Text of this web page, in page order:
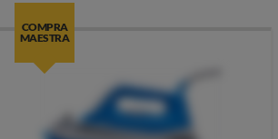
COMPRA
MAESTRA